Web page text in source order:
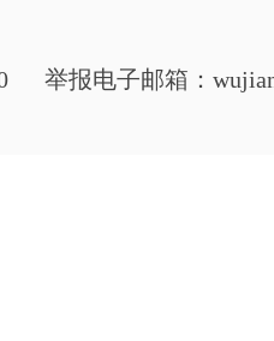
举报电子邮箱：